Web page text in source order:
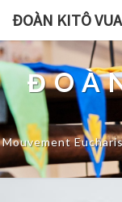
ĐOÀN KITÔ
Mouvement